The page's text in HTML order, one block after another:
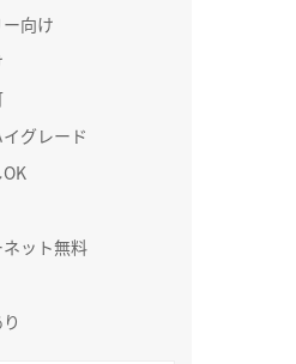
向け
グレード
ット無料